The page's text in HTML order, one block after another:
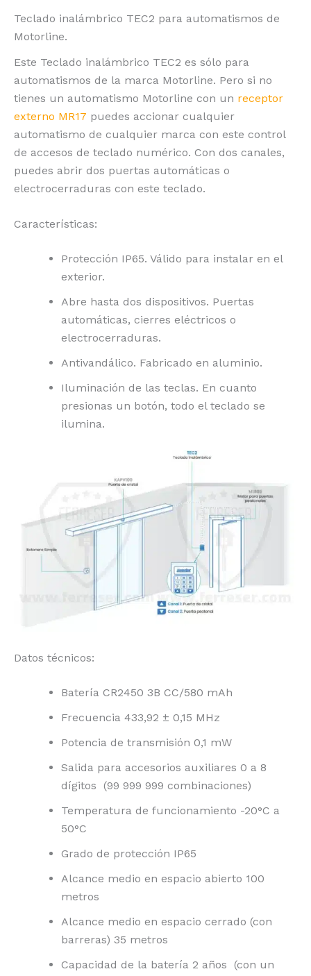
Teclado inalámbrico TEC2 para automatismos de
Motorline.
Este Teclado inalámbrico TEC2 es sólo para
automatismos de la marca Motorline. Pero si no
tienes un automatismo Motorline con un receptor
externo MR17 puedes accionar cualquier
automatismo de cualquier marca con este control
de accesos de teclado numérico. Con dos canales,
puedes abrir dos puertas automáticas o
electrocerraduras con este teclado.
Características:
Protección IP65. Válido para instalar en el
exterior.
Abre hasta dos dispositivos. Puertas
automáticas, cierres eléctricos o
electrocerraduras.
Antivandálico. Fabricado en aluminio.
Iluminación de las teclas. En cuanto
presionas un botón, todo el teclado se
ilumina.
Datos técnicos:
Batería CR2450 3B CC/580 mAh
Frecuencia 433,92 ± 0,15 MHz
Potencia de transmisión 0,1 mW
Salida para accesorios auxiliares 0 a 8
dígitos (99 999 999 combinaciones)
Temperatura de funcionamiento -20°C a
50°C
Grado de protección IP65
Alcance medio en espacio abierto 100
metros
Alcance medio en espacio cerrado (con
barreras) 35 metros
Capacidad de la batería 2 años (con un